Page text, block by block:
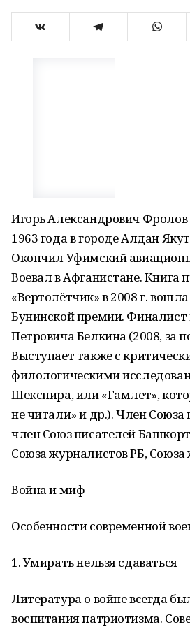
Игорь Александрович
1963 года в городе Алдан
Окончил Уфимский
Воевал в Афганистане. Книга
«Вертолётчик» в 2008 г.
Бунинской премии.
Петровича Белкина (2008, за
Выступает также с
филологическими
Шекспира, или «Гамлет»,
не читали» и др.). Член Союза
член Союз писателей
Союза журналистов РБ,
Война и миф
Особенности современной
1. Умирать нельзя сдаваться
Литература о войне всегда
воспитания патриотизма.